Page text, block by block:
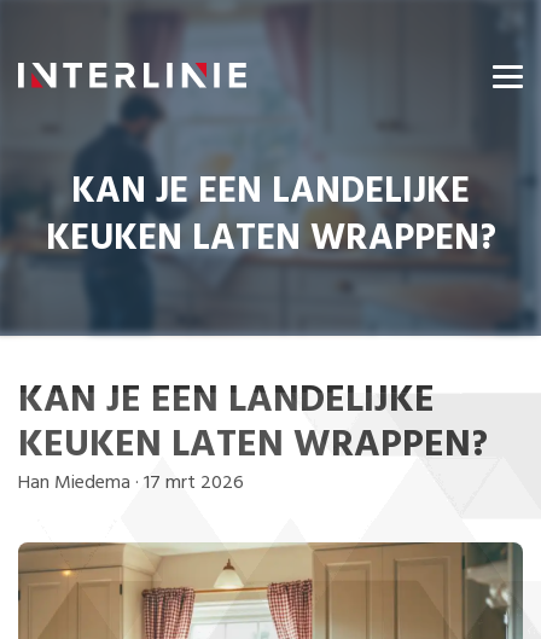
KAN JE EEN LANDELIJKE
KEUKEN LATEN WRAPPEN?
KAN JE EEN LANDELIJKE
KEUKEN LATEN WRAPPEN?
Han Miedema ·17 mrt 2026